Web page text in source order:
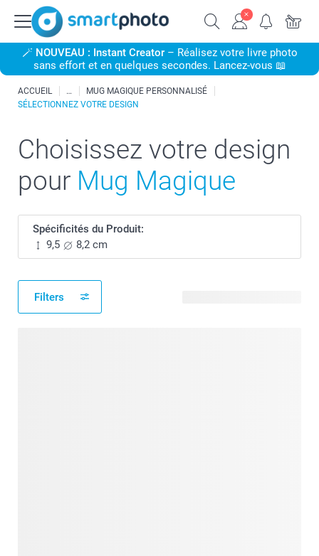
🪄 NOUVEAU : Instant Creator– Réalisez votre livre photo
sans effort et en quelques secondes. Lancez-vous 📖
ACCUEIL
MUG MAGIQUE PERSONNALISÉ
SÉLECTIONNEZ VOTRE DESIGN
Choisissez votre design
pour Mug Magique
Spécificités du Produit:
9,5
8,2 cm
Filters